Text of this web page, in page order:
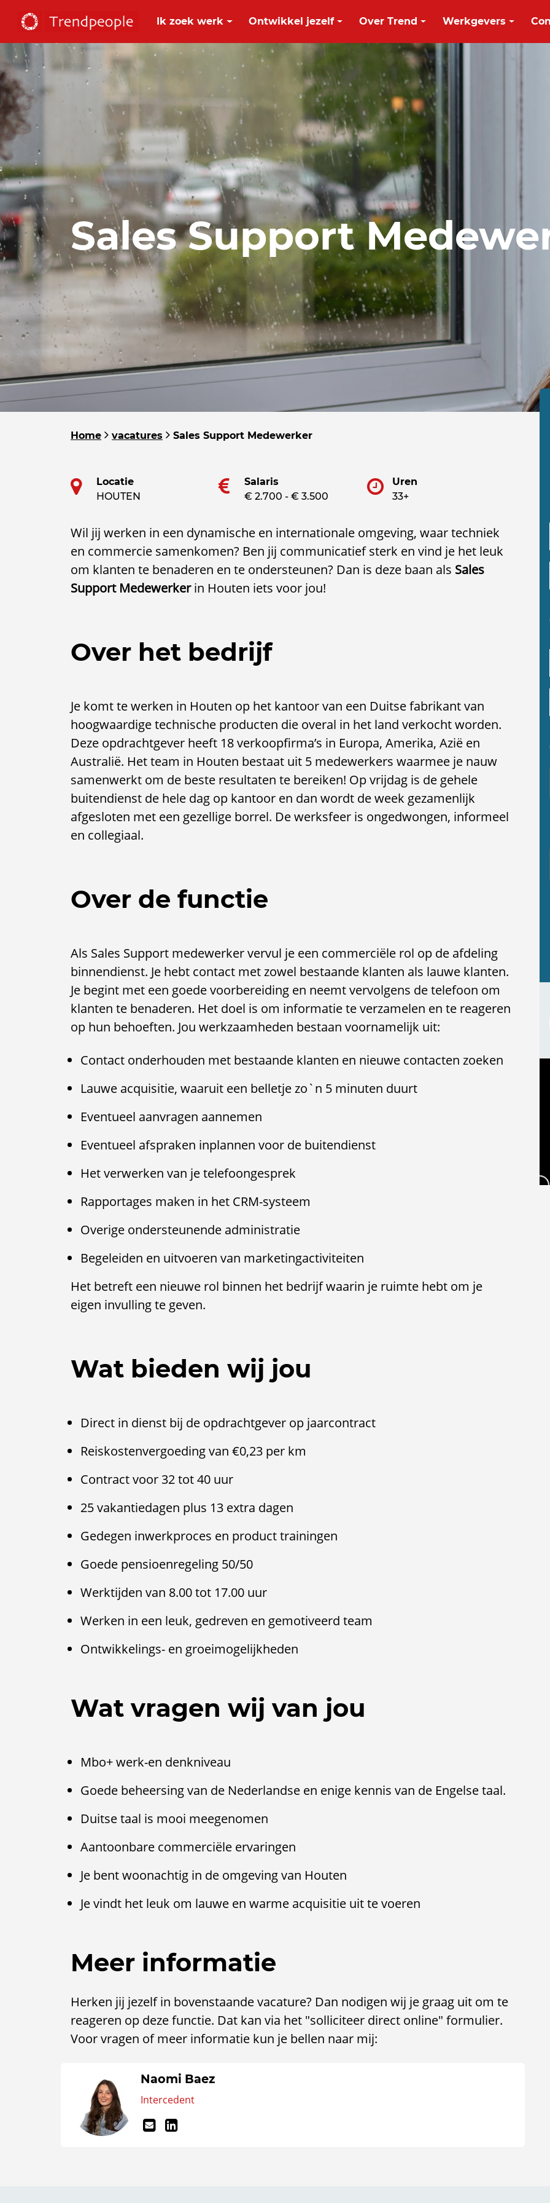
Ik zoek werk Ontwikkel jezelf Over Trend Werkgevers
Sales Support
Home vacatures Sales Support Medewerker
Locatie
HOUTEN
Salaris
€ 2.700 - € 3.500
Uren
33+
Wil jij werken in een dynamische en internationale omgeving, waar techniek
en commercie samenkomen? Ben jij communicatief sterk en vind je het leuk
om klanten te benaderen en te ondersteunen? Dan is deze baan als Sales
Support Medewerkerin Houten iets voor jou!
Over het bedrijf
Je komt te werken in Houten op het kantoor van een Duitse fabrikant van
hoogwaardige technische producten die overal in het land verkocht worden.
Deze opdrachtgever heeft 18 verkoopfirma’s in Europa, Amerika, Azië en
Australië. Het team in Houten bestaat uit 5 medewerkers waarmee je nauw
samenwerkt om de beste resultaten te bereiken! Op vrijdag is de gehele
buitendienst de hele dag op kantoor en dan wordt de week gezamenlijk
afgesloten met een gezellige borrel. De werksfeer is ongedwongen, informeel
en collegiaal.
Over de functie
Als Sales Support medewerker vervul je een commerciële rol op de afdeling
binnendienst. Je hebt contact met zowel bestaande klanten als lauwe klanten.
Je begint met een goede voorbereiding en neemt vervolgens de telefoon om
klanten te benaderen. Het doel is om informatie te verzamelen en te reageren
op hun behoeften. Jou werkzaamheden bestaan voornamelijk uit:
Contact onderhouden met bestaande klanten en nieuwe contacten zoeken
Lauwe acquisitie, waaruit een belletje zo`n 5 minuten duurt
Eventueel aanvragen aannemen
Eventueel afspraken inplannen voor de buitendienst
Het verwerken van je telefoongesprek
Rapportages maken in het CRM-systeem
Overige ondersteunende administratie
Begeleiden en uitvoeren van marketingactiviteiten
Het betreft een nieuwe rol binnen het bedrijf waarin je ruimte hebt om je
eigen invulling te geven.
Wat bieden wij jou
Direct in dienst bij de opdrachtgever op jaarcontract
Reiskostenvergoeding van €0,23 per km
Contract voor 32 tot 40 uur
25 vakantiedagen plus 13 extra dagen
Gedegen inwerkproces en product trainingen
Goede pensioenregeling 50/50
Werktijden van 8.00 tot 17.00 uur
Werken in een leuk, gedreven en gemotiveerd team
Ontwikkelings- en groeimogelijkheden
Wat vragen wij van jou
Mbo+ werk-en denkniveau
Goede beheersing van de Nederlandse en enige kennis van de Engelse taal.
Duitse taal is mooi meegenomen
Aantoonbare commerciële ervaringen
Je bent woonachtig in de omgeving van Houten
Je vindt het leuk om lauwe en warme acquisitie uit te voeren
Meer informatie
Herken jij jezelf in bovenstaande vacature? Dan nodigen wij je graag uit om te
reageren op deze functie. Dat kan via het "solliciteer direct online" formulier.
Voor vragen of meer informatie kun je bellen naar mij:
Naomi Baez
Intercedent